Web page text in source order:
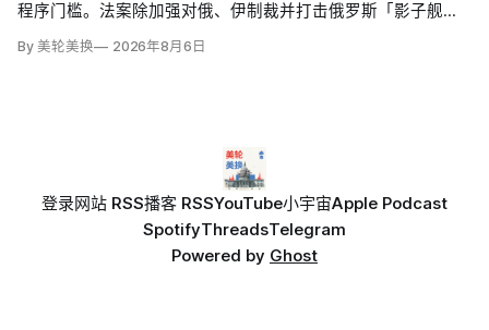
程序门槛。法案除加强对俄、伊制裁并打击俄罗斯「影子舰
把俄罗斯原油或天然气五大进口方的税率在0至100%之间调
By 美轮美换 2026年8月6日
登录网站 RSS播客 RSSYouTube小宇宙Apple Podcast
SpotifyThreadsTelegram
Powered by Ghost